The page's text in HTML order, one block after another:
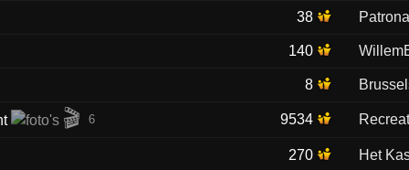
38
140
8
🎬 6 9534
270 Het